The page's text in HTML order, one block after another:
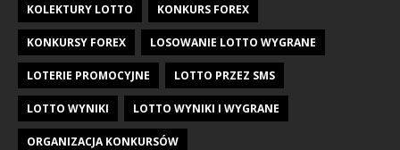
KOLEKTURY LOTTO KONKURS FOREX
KONKURSY FOREX LOSOWANIE LOTTO WYGRANE
LOTERIE PROMOCYJNE LOTTO PRZEZ SMS
LOTTO WYNIKI LOTTO WYNIKI I WYGRANE
ORGANIZACJA KONKURSÓW